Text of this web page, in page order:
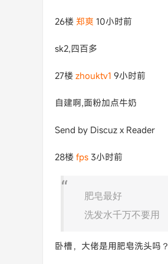
26楼 郑爽 10小时前
sk2,四百多
27楼 zhouktv1 9小时前
自建啊,面粉加点牛奶
Send by Discuz x Reader
28楼 fps 3小时前
肥皂最好
洗发水千万不要用
卧槽，大佬是用肥皂洗头吗？